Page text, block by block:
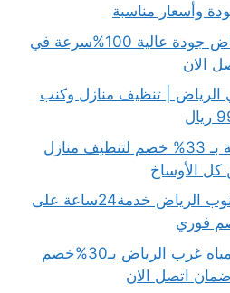
وأسعار مناسبة
شركة تنظيف العليا الرياض جودة عالية 100%سرعة في
الان
| تنظيف منازل وكنب
شركة تنظيف بالمزاحمية بـ 33% خصم لتنظيف منازل
الأوساخ
كشف تسربات المياه جنوب الرياض خدمة24ساعة على
شركة كشف تسربات المياه غرب الرياض بـ30%خصم